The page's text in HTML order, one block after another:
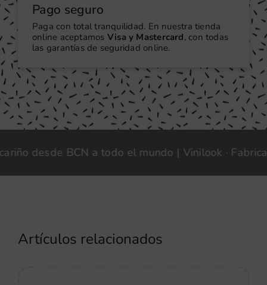
Pago seguro
Paga con total tranquilidad. En nuestra tienda
online aceptamos Visa y Mastercard, con todas
las garantías de seguridad online.
BCN a todo el mundo | Vinilook · Fabricamos
Artículos relacionados